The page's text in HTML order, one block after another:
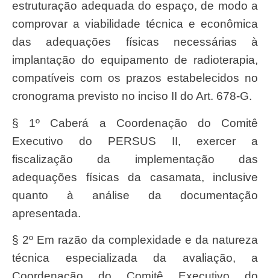
estruturação adequada do espaço, de modo a
comprovar a viabilidade técnica e econômica
das adequações físicas necessárias à
implantação do equipamento de radioterapia,
compatíveis com os prazos estabelecidos no
cronograma previsto no inciso II do Art. 678-G.
§ 1º Caberá a Coordenação do Comitê
Executivo do PERSUS II, exercer a
fiscalização da implementação das
adequações físicas da casamata, inclusive
quanto à análise da documentação
apresentada.
§ 2º Em razão da complexidade e da natureza
técnica especializada da avaliação, a